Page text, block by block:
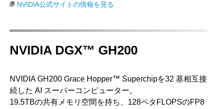
NVIDIA公式サイトの情報を見る
NVIDIA DGX™ GH200
NVIDIA GH200 Grace Hopper™ Superchipを32 基相互接
続した AI スーパーコンピューター。
19.5TBの共有メモリ空間を持ち、128ペタFLOPSのFP8